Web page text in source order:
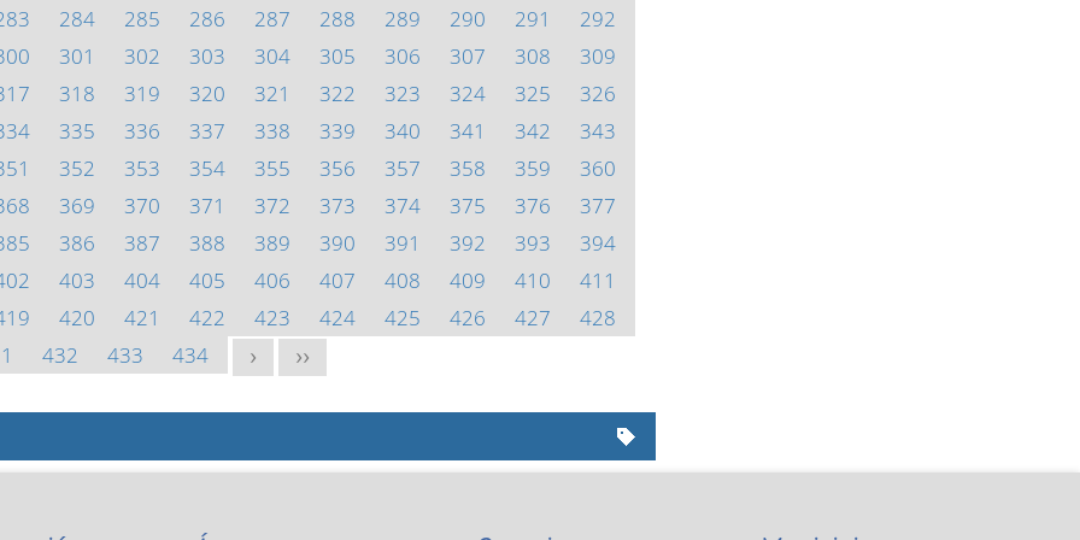
284 285 286 287 288 289 290 291
292
301 302 303 304 305 306 307 308
309
318 319 320 321 322 323 324 325
326
335 336 337 338 339 340 341 342
343
352 353 354 355 356 357 358 359
360
369 370 371 372 373 374 375 376
377
386 387 388 389 390 391 392 393
394
403 404 405 406 407 408 409 410
411
420 421 422 423 424 425 426 427
428
432 433 434 > >>